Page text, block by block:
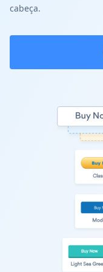
cabeça.